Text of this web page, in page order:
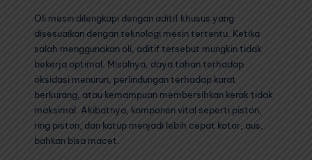
Oli mesin dilengkapi dengan aditif khusus yang
disesuaikan dengan teknologi mesin tertentu. Ketika
salah menggunakan oli, aditif tersebut mungkin tidak
bekerja optimal. Misalnya, daya tahan terhadap
oksidasi menurun, perlindungan terhadap karat
berkurang, atau kemampuan membersihkan kerak tidak
maksimal. Akibatnya, komponen vital seperti piston,
ring piston, dan katup menjadi lebih cepat kotor, aus,
bahkan bisa macet.